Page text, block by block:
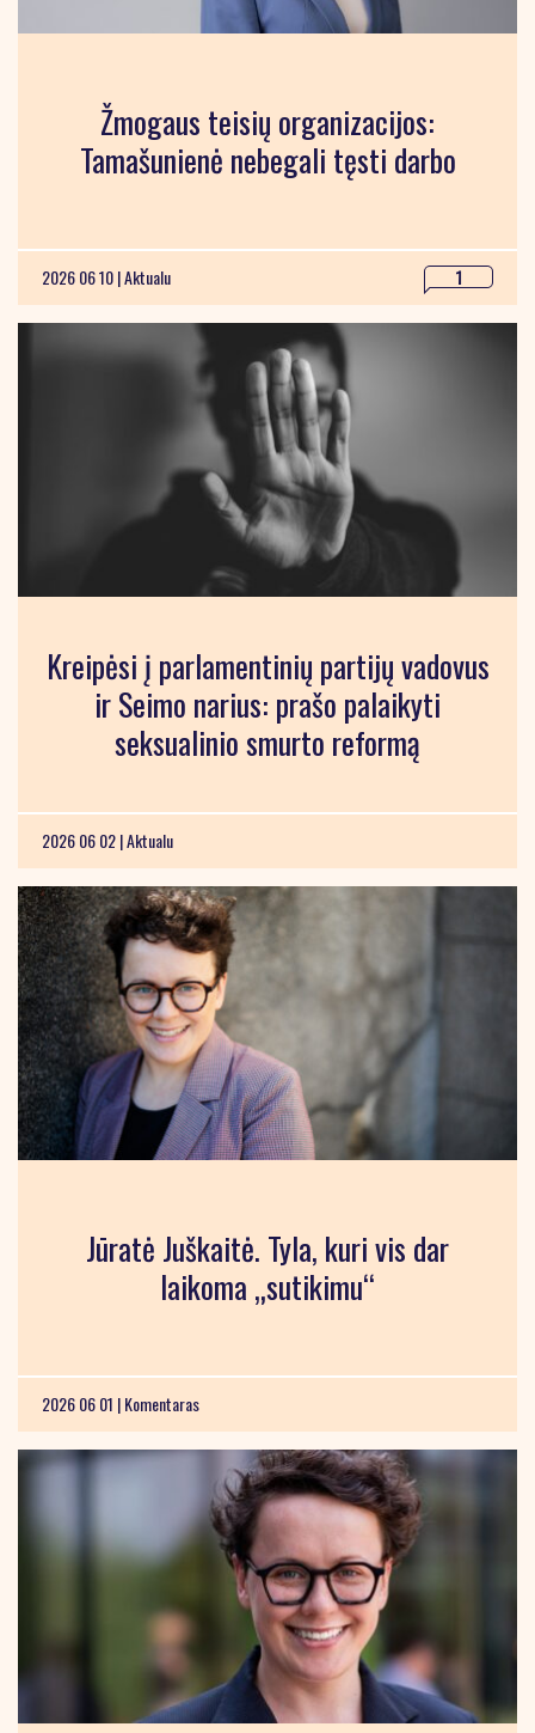
Žmogaus teisių organizacijos:
Tamašunienė nebegali tęsti darbo
2026 06 10 |Aktualu 1
Kreipėsi į parlamentinių partijų vadovus
ir Seimo narius: prašo palaikyti
seksualinio smurto reformą
2026 06 02 |Aktualu
Jūratė Juškaitė. Tyla, kuri vis dar
laikoma „sutikimu“
2026 06 01 |Komentaras